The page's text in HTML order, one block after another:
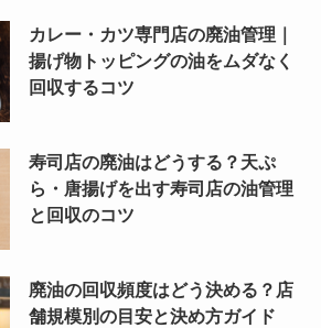
カレー・カツ専門店の廃油管理｜
揚げ物トッピングの油をムダなく
回収するコツ
寿司店の廃油はどうする？天ぷ
ら・唐揚げを出す寿司店の油管理
と回収のコツ
廃油の回収頻度はどう決める？店
舗規模別の目安と決め方ガイド